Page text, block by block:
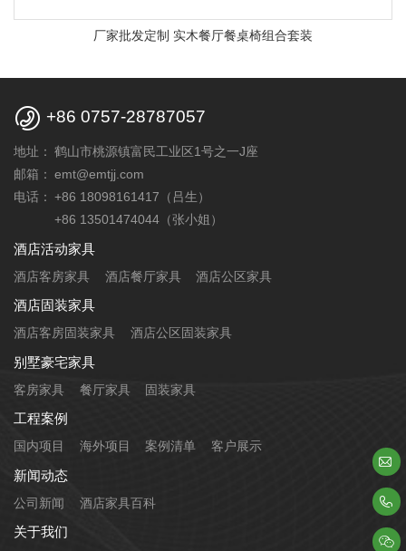
厂家批发定制 实木餐厅餐桌椅组合套装
 +86 0757-28787057
地址： 鹤山市桃源镇富民工业区1号之一J座
邮箱： emt@emtjj.com
电话： +86 18098161417（吕生）
+86 13501474044（张小姐）
酒店活动家具
酒店客房家具 酒店餐厅家具 酒店公区家具
酒店固装家具
酒店客房固装家具 酒店公区固装家具
别墅豪宅家具
客房家具 餐厅家具 固装家具
工程案例
国内项目 海外项目 案例清单 客户展示
新闻动态
公司新闻 酒店家具百科
关于我们


